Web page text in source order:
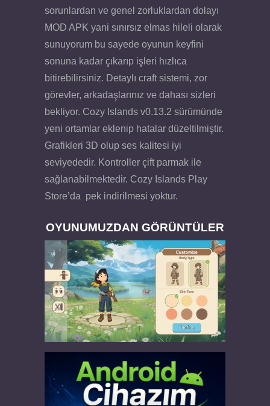
sorunlardan ve genel zorluklardan dolayı
MOD APK yani sınırsız elmas hileli olarak
sunuyorum bu sayede oyunun keyfini
sonuna kadar çıkarıp işleri hızlıca
bitirebilirsiniz. Detaylı craft sistemi, zor
görevler, arkadaşlarınız ve dahası sizleri
bekliyor. Cozy Islands v0.13.2 sürümünde
yeni ortamlar eklenip hatalar düzeltilmiştir.
Grafikleri 3D olup ses kalitesi iyi
seviyededir. Kontroller çift parmak ile
sağlanabilmektedir. Cozy Islands Play
Store’da pek indirilmesi yoktur.
OYUNUMUZDAN GÖRÜNTÜLER